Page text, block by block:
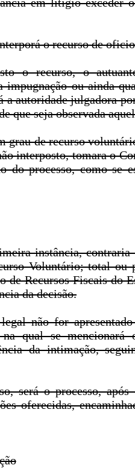
o recurso de
o recurso, o
impugnação ou ainda
a autoridade julgadora
que seja observada
grau de recurso
interposto, tomara o
do processo, como se
instância, contraria
Voluntário; total ou
de Recursos Fiscais do
da decisão.
não for
na qual se
da intimação,
será o processo,
oferecidas,